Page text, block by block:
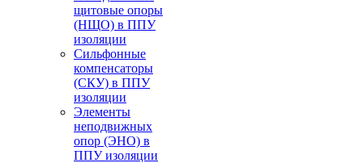
щитовые опоры
(НЩО) в ППУ
изоляции
Cильфонные
компенсаторы
(СКУ) в ППУ
изоляции
Элементы
неподвижных
опор (ЭНО) в
ППУ изоляции